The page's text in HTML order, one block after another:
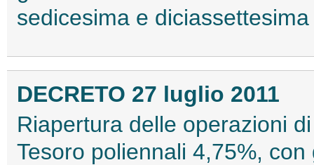
sedicesima e
DECRETO 27 luglio 2011
Riapertura delle operazioni
Tesoro poliennali 4,75%,